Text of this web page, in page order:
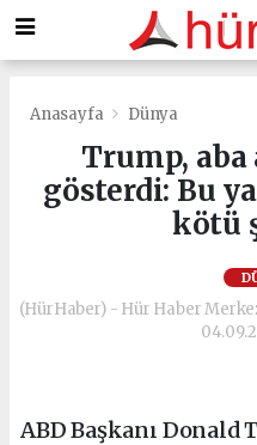
Anasayfa Dünya
Trump, aba
gösterdi: Bu
kötü
(HürHaber) - Hür Haber
ABD Başkanı